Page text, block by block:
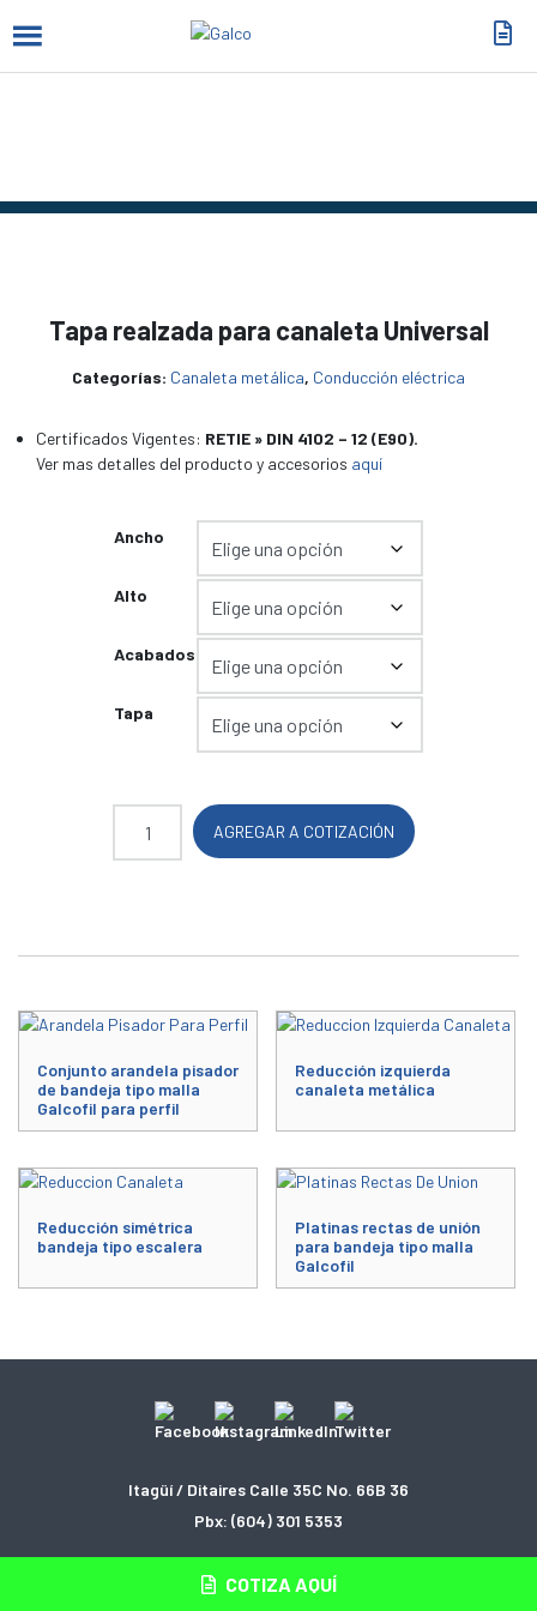
Tapa realzada para canaleta Universal
Categorías: Canaleta metálica, Conducción eléctrica
Certificados Vigentes: RETIE » DIN 4102 – 12 (E90).
Ver mas detalles del producto y accesorios aquí
Ancho
Alto
Acabados
Tapa
Tapa realzada para canaleta Universal cantidad
AGREGAR A COTIZACIÓN
Conjunto arandela pisador
de bandeja tipo malla
Galcofil para perfil
Reducción izquierda
canaleta metálica
Reducción simétrica
bandeja tipo escalera
Platinas rectas de unión
para bandeja tipo malla
Galcofil
Itagüí / Ditaires Calle 35C No. 66B 36
Pbx: (604) 301 5353
COTIZA AQUÍ